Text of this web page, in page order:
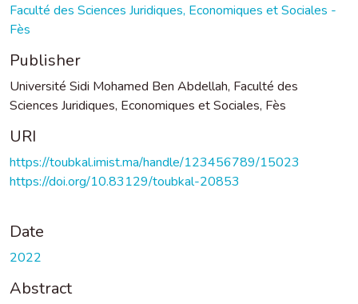
Faculté des Sciences Juridiques, Economiques et Sociales -
Fès
Publisher
Université Sidi Mohamed Ben Abdellah, Faculté des
Sciences Juridiques, Economiques et Sociales, Fès
URI
https://toubkal.imist.ma/handle/123456789/15023
https://doi.org/10.83129/toubkal-20853
Date
2022
Abstract